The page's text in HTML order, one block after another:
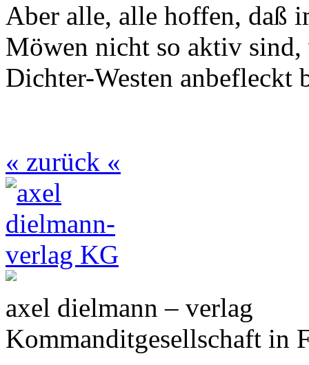
Aber alle, alle hoffen, daß
Möwen nicht so aktiv
Dichter-Westen anbefleckt
« zurück «
axel dielmann – verlag
Kommanditgesellschaft in